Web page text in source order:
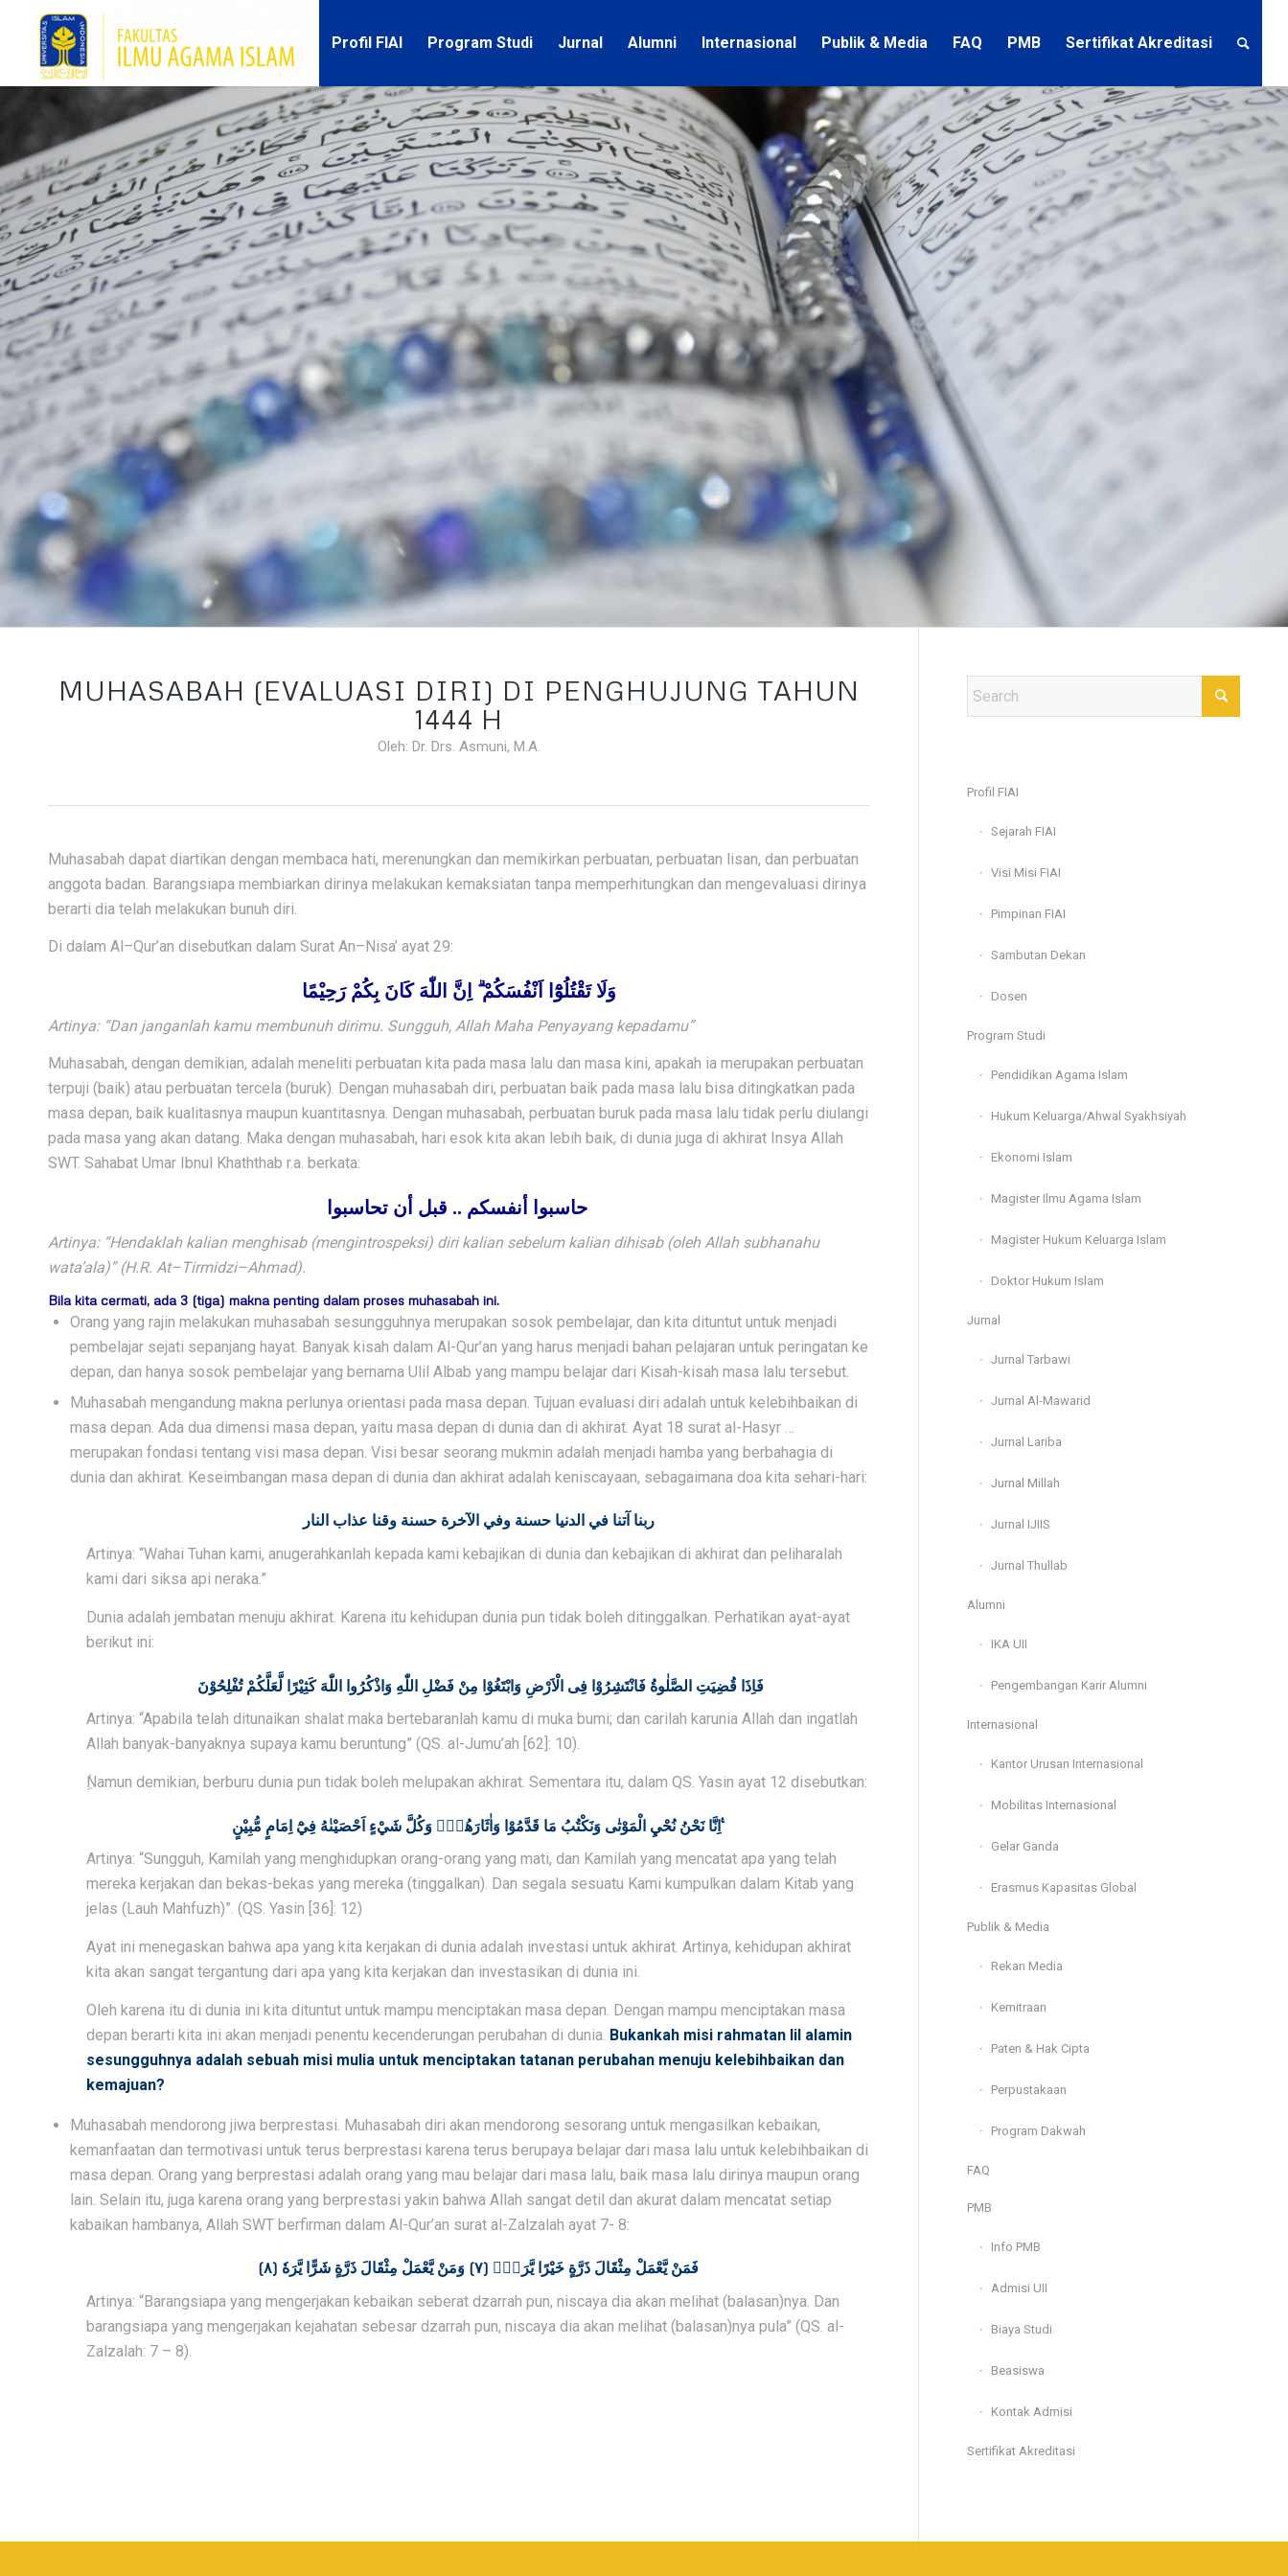
Profil FIAI Program Studi Jurnal Alumni Internasional Publik & Media FAQ PMB Sertifikat Akreditasi
MUHASABAH (EVALUASI DIRI) DI PENGHUJUNG TAHUN
1444 H
Oleh: Dr. Drs. Asmuni, M.A.
Muhasabah dapat diartikan dengan membaca hati, merenungkan dan memikirkan perbuatan, perbuatan lisan, dan perbuatan
anggota badan. Barangsiapa membiarkan dirinya melakukan kemaksiatan tanpa memperhitungkan dan mengevaluasi dirinya
berarti dia telah melakukan bunuh diri.
Di dalam Al–Qur’an disebutkan dalam Surat An–Nisa’ ayat 29:
وَلَا تَقْتُلُوْٓا اَنْفُسَكُمْ ۗ اِنَّ اللّٰهَ كَانَ بِكُمْ رَحِيْمًا
Artinya: “Dan janganlah kamu membunuh dirimu. Sungguh, Allah Maha Penyayang kepadamu”
Muhasabah, dengan demikian, adalah meneliti perbuatan kita pada masa lalu dan masa kini, apakah ia merupakan perbuatan
terpuji (baik) atau perbuatan tercela (buruk). Dengan muhasabah diri, perbuatan baik pada masa lalu bisa ditingkatkan pada
masa depan, baik kualitasnya maupun kuantitasnya. Dengan muhasabah, perbuatan buruk pada masa lalu tidak perlu diulangi
pada masa yang akan datang. Maka dengan muhasabah, hari esok kita akan lebih baik, di dunia juga di akhirat Insya Allah
SWT. Sahabat Umar Ibnul Khaththab r.a. berkata:
حاسبوا أنفسكم .. قبل أن تحاسبوا
Artinya: “Hendaklah kalian menghisab (mengintrospeksi) diri kalian sebelum kalian dihisab (olehAllah subhanahu
wata’ala)” (H.R. At–Tirmidzi–Ahmad).
Bila kita cermati, ada 3 (tiga) makna penting dalam proses muhasabah ini.
Orang yang rajin melakukan muhasabah sesungguhnya merupakan sosok pembelajar, dan kita dituntut untuk menjadi
pembelajar sejati sepanjang hayat. Banyak kisah dalam Al-Qur’an yang harus menjadi bahan pelajaran untuk peringatan ke
depan, dan hanya sosok pembelajar yang bernama Ulil Albab yang mampu belajar dari Kisah-kisah masa lalu tersebut.
Muhasabah mengandung makna perlunya orientasi pada masa depan. Tujuan evaluasi diri adalah untuk kelebihbaikan di
masa depan. Ada dua dimensi masa depan, yaitu masa depan di dunia dan di akhirat. Ayat 18 surat al-Hasyr …
merupakan fondasi tentang visi masa depan. Visi besar seorang mukmin adalah menjadi hamba yang berbahagia di
dunia dan akhirat. Keseimbangan masa depan di dunia dan akhirat adalah keniscayaan, sebagaimana doa kita sehari-hari:
ربنا آتنا في الدنيا حسنة وفي الآخرة حسنة وقنا عذاب النار
Artinya: “Wahai Tuhan kami, anugerahkanlah kepada kami kebajikan di dunia dan kebajikan di akhirat dan peliharalah
kami dari siksa api neraka.”
Dunia adalah jembatan menuju akhirat. Karena itu kehidupan dunia pun tidak boleh ditinggalkan. Perhatikan ayat-ayat
berikut ini:
فَاِذَا قُضِيَتِ الصَّلٰوةُ فَانْتَشِرُوْا فِى الْاَرْضِ وَابْتَغُوْا مِنْ فَضْلِ اللّٰهِ وَاذْكُرُوا اللّٰهَ كَثِيْرًا لَّعَلَّكُمْ تُفْلِحُوْنَ
Artinya: “Apabila telah ditunaikan shalat maka bertebaranlah kamu di muka bumi; dan carilah karunia Allah dan ingatlah
Allah banyak-banyaknya supaya kamu beruntung” (QS. al-Jumu’ah [62]: 10).
ِٰNamun demikian, berburu dunia pun tidak boleh melupakan akhirat. Sementara itu, dalam QS. Yasin ayat 12 disebutkan:
اِنَّا نَحْنُ نُحْيِ الْمَوْتٰى وَنَكْتُبُ مَا قَدَّمُوْا وَاٰثَارَهُمْۗ وَكُلَّ شَيْءٍ اَحْصَيْنٰهُ فِيْٓ اِمَامٍ مُّبِيْنٍ ࣖ
Artinya: “Sungguh, Kamilah yang menghidupkan orang-orang yang mati, dan Kamilah yang mencatat apa yang telah
mereka kerjakan dan bekas-bekas yang mereka (tinggalkan). Dan segala sesuatu Kami kumpulkan dalam Kitab yang
jelas (Lauh Mahfuzh)”. (QS. Yasin [36]: 12)
Ayat ini menegaskan bahwa apa yang kita kerjakan di dunia adalah investasi untuk akhirat. Artinya, kehidupan akhirat
kita akan sangat tergantung dari apa yang kita kerjakan dan investasikan di dunia ini.
Oleh karena itu di dunia ini kita dituntut untuk mampu menciptakan masa depan. Dengan mampu menciptakan masa
depan berarti kita ini akan menjadi penentu kecenderungan perubahan di dunia. Bukankah misi rahmatan lil alamin
sesungguhnya adalah sebuah misi mulia untuk menciptakan tatanan perubahan menuju kelebihbaikan dan
kemajuan?
Muhasabah mendorong jiwa berprestasi. Muhasabah diri akan mendorong sesorang untuk mengasilkan kebaikan,
kemanfaatan dan termotivasi untuk terus berprestasi karena terus berupaya belajar dari masa lalu untuk kelebihbaikan di
masa depan. Orang yang berprestasi adalah orang yang mau belajar dari masa lalu, baik masa lalu dirinya maupun orang
lain. Selain itu, juga karena orang yang berprestasi yakin bahwa Allah sangat detil dan akurat dalam mencatat setiap
kabaikan hambanya, Allah SWT berfirman dalam Al-Qur’an surat al-Zalzalah ayat 7- 8:
فَمَنْ يَّعْمَلْ مِثْقَالَ ذَرَّةٍ خَيْرًا يَّرَهٗۚ (٧) وَمَنْ يَّعْمَلْ مِثْقَالَ ذَرَّةٍ شَرًّا يَّرَهٗ (٨)
Artinya: “Barangsiapa yang mengerjakan kebaikan seberat dzarrah pun, niscaya dia akan melihat (balasan)nya. Dan
barangsiapa yang mengerjakan kejahatan sebesar dzarrah pun, niscaya dia akan melihat (balasan)nya pula” (QS. al-
Zalzalah: 7 – 8).
Profil FIAI
Sejarah FIAI
Visi Misi FIAI
Pimpinan FIAI
Sambutan Dekan
Dosen
Program Studi
Pendidikan Agama Islam
Hukum Keluarga/Ahwal Syakhsiyah
Ekonomi Islam
Magister Ilmu Agama Islam
Magister Hukum Keluarga Islam
Doktor Hukum Islam
Jurnal
Jurnal Tarbawi
Jurnal Al-Mawarid
Jurnal Lariba
Jurnal Millah
Jurnal IJIIS
Jurnal Thullab
Alumni
IKA UII
Pengembangan Karir Alumni
Internasional
Kantor Urusan Internasional
Mobilitas Internasional
Gelar Ganda
Erasmus Kapasitas Global
Publik & Media
Rekan Media
Kemitraan
Paten & Hak Cipta
Perpustakaan
Program Dakwah
FAQ
PMB
Info PMB
Admisi UII
Biaya Studi
Beasiswa
Kontak Admisi
Sertifikat Akreditasi